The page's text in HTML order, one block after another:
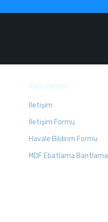
İletişim
İletişim Formu
Havale Bildirim Formu
MDF Ebatlama Bantlama